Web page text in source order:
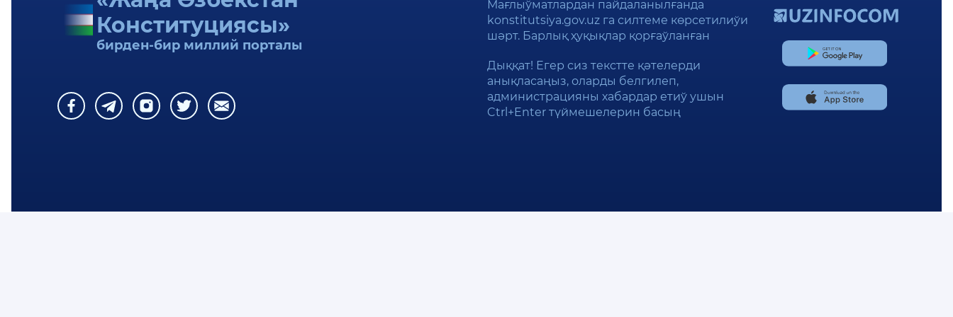
КОНСТИТУЦИЯЛЫҚ СӨЗЛИК
ЖАСЫРЫНЛЫҚ СИЯСАТЫ
Конституциясы»
бирден-бир миллий порталы
Мағлыўматлардан пайдаланылғанда
konstitutsiya.gov.uz га силтеме көрсетилиўи
шәрт. Барлық ҳуқықлар қорғаўланған
Дыққат! Егер сиз текстте қәтелерди
анықласаңыз, оларды белгилеп,
администрацияны хабардар етиў ушын
Ctrl+Enter түймешелерин басың